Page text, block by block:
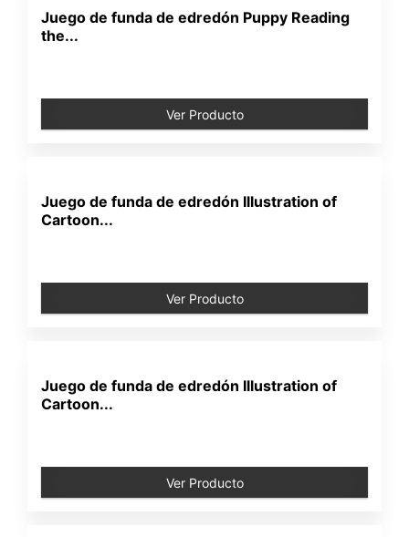
Juego de funda de edredón Puppy Reading
the...
Ver Producto
Juego de funda de edredón Illustration of
Cartoon...
Ver Producto
Juego de funda de edredón Illustration of
Cartoon...
Ver Producto